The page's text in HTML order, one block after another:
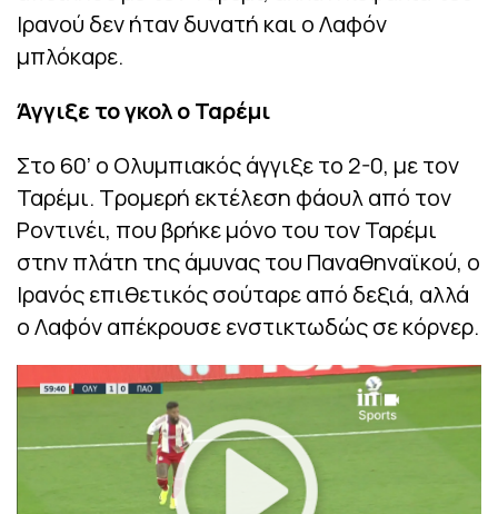
Ιρανού δεν ήταν δυνατή και ο Λαφόν
μπλόκαρε.
Άγγιξε το γκολ ο Ταρέμι
Στο 60’ ο Ολυμπιακός άγγιξε το 2-0, με τον
Ταρέμι. Τρομερή εκτέλεση φάουλ από τον
Ροντινέι, που βρήκε μόνο του τον Ταρέμι
στην πλάτη της άμυνας του Παναθηναϊκού, ο
Ιρανός επιθετικός σούταρε από δεξιά, αλλά
ο Λαφόν απέκρουσε ενστικτωδώς σε κόρνερ.